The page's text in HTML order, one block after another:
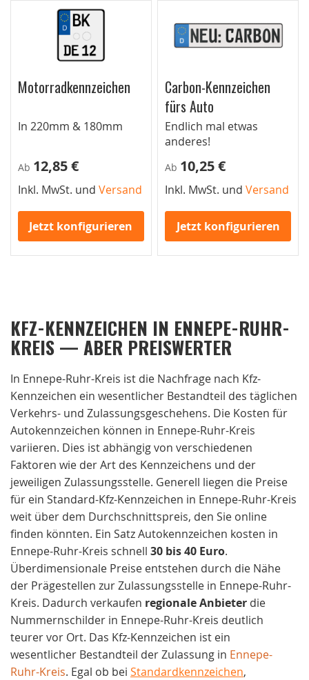
Motorradkennzeichen
In 220mm & 180mm
Ab 12,85 €
Inkl. MwSt. und Versand
Jetzt konfigurieren
Carbon-Kennzeichen
fürs Auto
Endlich mal etwas
anderes!
Ab 10,25 €
Inkl. MwSt. undVersand
Jetzt konfigurieren
KFZ-KENNZEICHEN IN ENNEPE-RUHR-
KREIS — ABER PREISWERTER
In Ennepe-Ruhr-Kreis ist die Nachfrage nach Kfz-
Kennzeichen ein wesentlicher Bestandteil des täglichen
Verkehrs- und Zulassungsgeschehens. Die Kosten für
Autokennzeichen können in Ennepe-Ruhr-Kreis
variieren. Dies ist abhängig von verschiedenen
Faktoren wie der Art des Kennzeichens und der
jeweiligen Zulassungsstelle. Generell liegen die Preise
für ein Standard-Kfz-Kennzeichen in Ennepe-Ruhr-Kreis
weit über dem Durchschnittspreis, den Sie online
finden könnten. Ein Satz Autokennzeichen kosten in
Ennepe-Ruhr-Kreis schnell 30 bis 40 Euro.
Überdimensionale Preise entstehen durch die Nähe
der Prägestellen zur Zulassungsstelle in Ennepe-Ruhr-
Kreis. Dadurch verkaufen regionaleAnbieter die
Nummernschilder in Ennepe-Ruhr-Kreis deutlich
teurer vor Ort. Das Kfz-Kennzeichen ist ein
wesentlicher Bestandteil der Zulassung in Ennepe-
Ruhr-Kreis. Egal ob bei Standardkennzeichen,